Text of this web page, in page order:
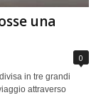
una
0
in tre grandi
attraverso